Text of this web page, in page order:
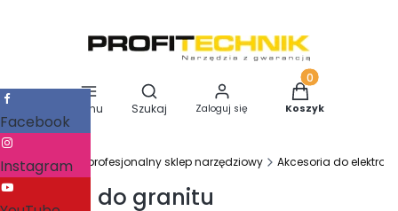
Menu
Otwórz wyszukiwarkę
Szukaj Zaloguj się
Produkty w
Koszyk
Profitechnik - profesjonalny sklep narzędziowy Akcesoria do
Wiertła do granitu
Facebook
Instagram